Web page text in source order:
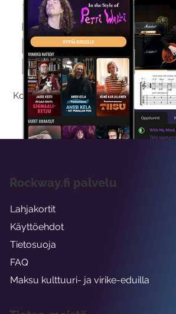
Kokeile
Kokeilemalla ilmaiseksi saat koko
viikon ajaksi.
Rockway.fi palvelu
Lahjakortit
Käyttöehdot
Tietosuoja
FAQ
Maksu kulttuuri- ja virike-eduilla